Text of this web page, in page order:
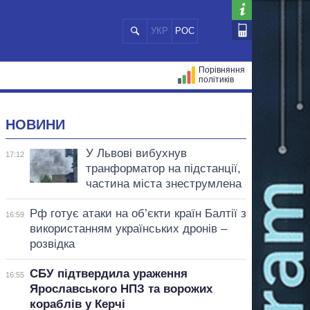
УКР РОС
Порівняння
політиків
НОВИНИ
17:12
У Львові вибухнув
транформатор на підстанції,
частина міста знеструмлена
16:59
Рф готує атаки на об’єкти країн Балтії з
використанням українських дронів –
розвідка
16:55
СБУ підтвердила ураження
Ярославського НПЗ та ворожих
кораблів у Керчі